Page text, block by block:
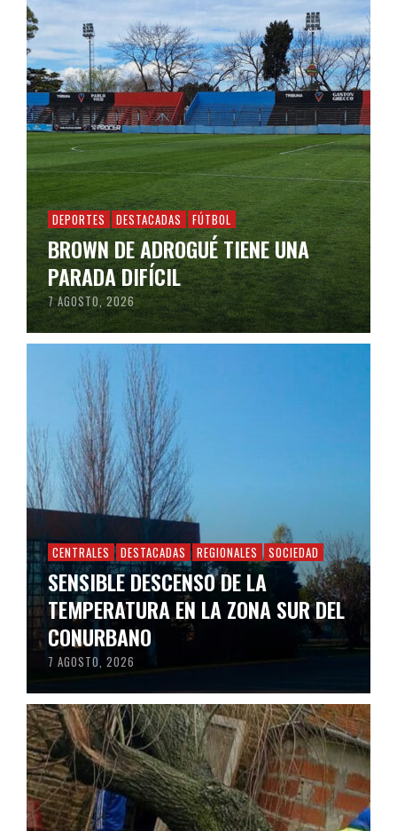
DEPORTES DESTACADAS FÚTBOL
BROWN DE ADROGUÉ TIENE UNA
PARADA DIFÍCIL
7 AGOSTO, 2026
CENTRALES DESTACADAS REGIONALES SOCIEDAD
SENSIBLE DESCENSO DE LA
TEMPERATURA EN LA ZONA SUR DEL
CONURBANO
7 AGOSTO, 2026